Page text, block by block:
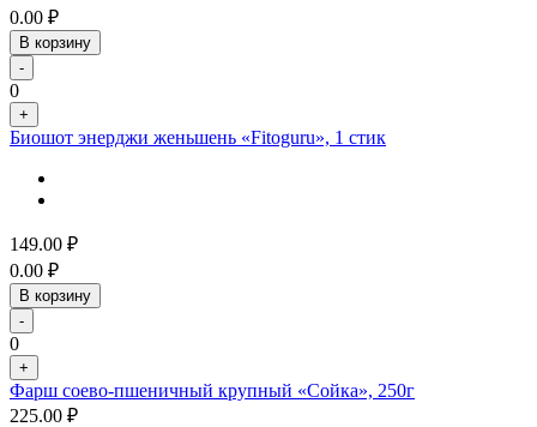
0.00 ₽
В корзину
-
0
+
Биошот энерджи женьшень «Fitoguru», 1 стик
149.00 ₽
0.00 ₽
В корзину
-
0
+
Фарш соево-пшеничный крупный «Сойка», 250г
225.00 ₽